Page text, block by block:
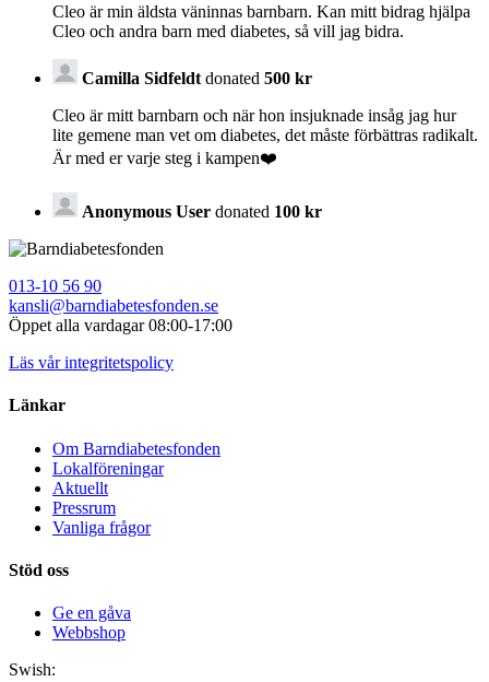
Cleo är min äldsta väninnas barnbarn. Kan mitt bidrag hjälpa
Cleo och andra barn med diabetes, så vill jag bidra.
Camilla Sidfeldt donated 500 kr
Cleo är mitt barnbarn och när hon insjuknade insåg jag hur
lite gemene man vet om diabetes, det måste förbättras radikalt.
Är med er varje steg i kampen❤️
Anonymous User donated 100 kr
013-10 56 90
kansli@barndiabetesfonden.se
Öppet alla vardagar 08:00-17:00
Läs vår integritetspolicy
Länkar
Om Barndiabetesfonden
Lokalföreningar
Aktuellt
Pressrum
Vanliga frågor
Stöd oss
Ge en gåva
Webbshop
Swish: